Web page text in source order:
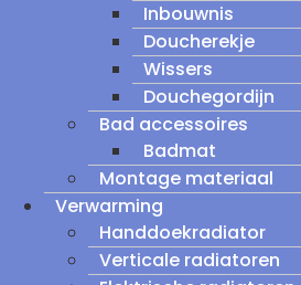
Inbouwnis
Doucherekje
Wissers
Douchegordijn
Bad accessoires
Badmat
Montage materiaal
Verwarming
Handdoekradiator
Verticale radiatoren